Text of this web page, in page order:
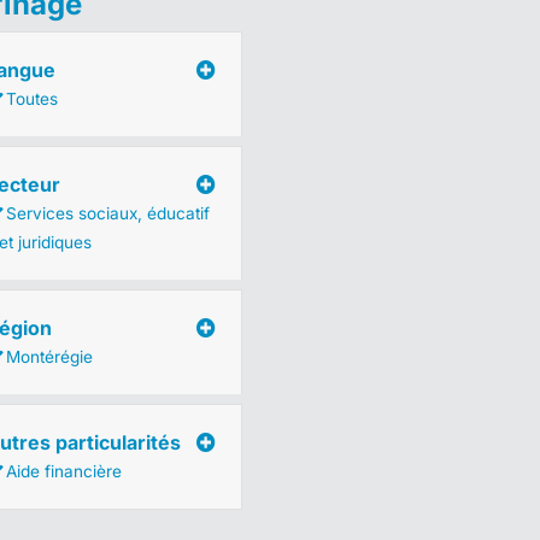
Toutes
Services sociaux, éducatif
juridiques
Montérégie
particularités
Aide financière